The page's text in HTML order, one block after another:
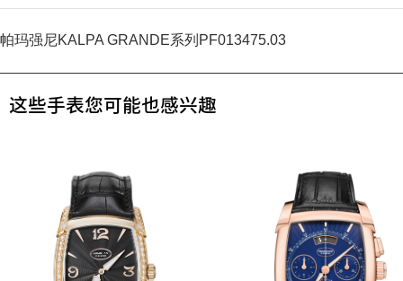
帕玛强尼KALPA GRANDE系列PF013475.03
这些手表您可能也感兴趣